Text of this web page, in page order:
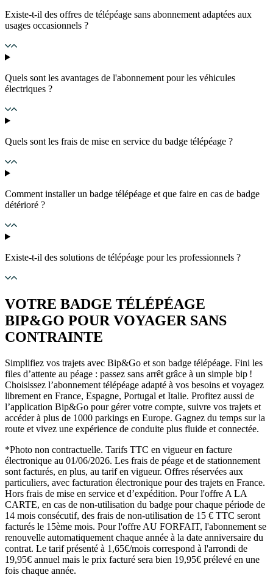
Existe-t-il des offres de télépéage sans abonnement adaptées aux
usages occasionnels ?
Quels sont les avantages de l'abonnement pour les véhicules
électriques ?
Quels sont les frais de mise en service du badge télépéage ?
Comment installer un badge télépéage et que faire en cas de badge
détérioré ?
Existe-t-il des solutions de télépéage pour les professionnels ?
VOTRE BADGE TÉLÉPÉAGE
BIP&GO POUR VOYAGER SANS
CONTRAINTE
Simplifiez vos trajets avec Bip&Go et son badge télépéage. Fini les
files d’attente au péage : passez sans arrêt grâce à un simple bip !
Choisissez l’abonnement télépéage adapté à vos besoins et voyagez
librement en France, Espagne, Portugal et Italie. Profitez aussi de
l’application Bip&Go pour gérer votre compte, suivre vos trajets et
accéder à plus de 1000 parkings en Europe. Gagnez du temps sur la
route et vivez une expérience de conduite plus fluide et connectée.
*Photo non contractuelle. Tarifs TTC en vigueur en facture
électronique au 01/06/2026. Les frais de péage et de stationnement
sont facturés, en plus, au tarif en vigueur. Offres réservées aux
particuliers, avec facturation électronique pour des trajets en France.
Hors frais de mise en service et d’expédition. Pour l'offre A LA
CARTE, en cas de non-utilisation du badge pour chaque période de
14 mois consécutif, des frais de non-utilisation de 15 € TTC seront
facturés le 15ème mois. Pour l'offre AU FORFAIT, l'abonnement se
renouvelle automatiquement chaque année à la date anniversaire du
contrat. Le tarif présenté à 1,65€/mois correspond à l'arrondi de
19,95€ annuel mais le prix facturé sera bien 19,95€ prélevé en une
fois chaque année.